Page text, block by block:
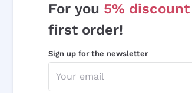
For you 5% discount
first order!
Sign up for the newsletter